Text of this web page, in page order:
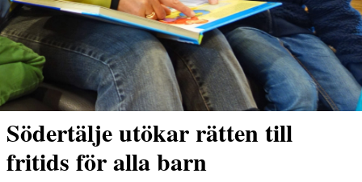
Södertälje utökar rätten till
fritids för alla barn